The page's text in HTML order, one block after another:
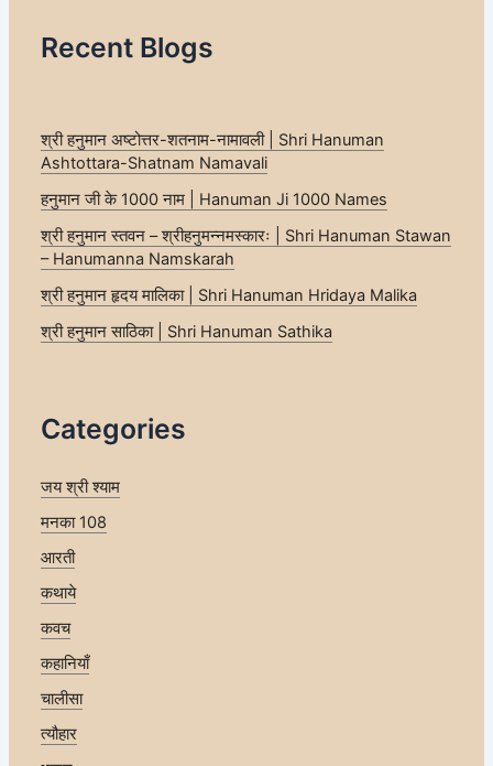
Recent Blogs
श्री हनुमान अष्टोत्तर-शतनाम-नामावली | Shri Hanuman
Ashtottara-Shatnam Namavali
हनुमान जी के 1000 नाम | Hanuman Ji 1000 Names
श्री हनुमान स्तवन – श्रीहनुमन्नमस्कारः | Shri Hanuman Stawan
– Hanumanna Namskarah
श्री हनुमान हृदय मालिका | Shri Hanuman Hridaya Malika
श्री हनुमान साठिका | Shri Hanuman Sathika
Categories
जय श्री श्याम
मनका 108
आरती
कथाये
कवच
कहानियाँ
चालीसा
त्यौहार